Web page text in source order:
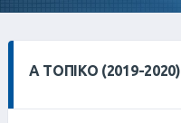
Α ΤΟΠΙΚΌ (2019-2020)